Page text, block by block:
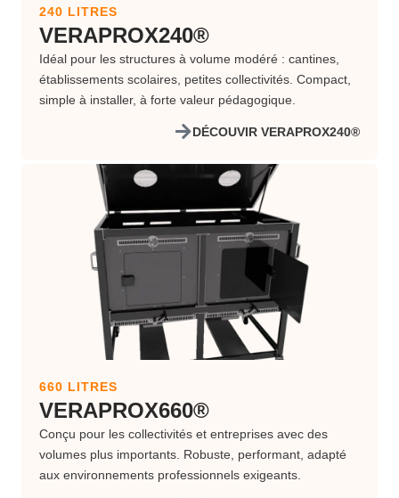
240 LITRES
VERAPROX240®
Idéal pour les structures à volume modéré : cantines,
établissements scolaires, petites collectivités. Compact,
simple à installer, à forte valeur pédagogique.
DÉCOUVIR VERAPROX240®
660 LITRES
VERAPROX660®
Conçu pour les collectivités et entreprises avec des
volumes plus importants. Robuste, performant, adapté
aux environnements professionnels exigeants.